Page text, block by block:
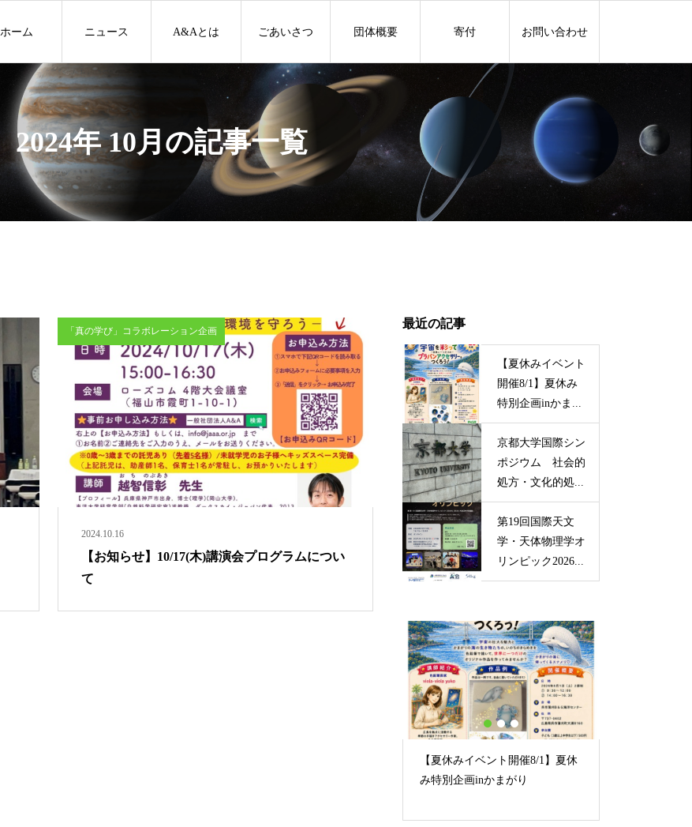
ホーム ニュース A&Aとは ごあいさつ 団体概要 寄付 お問い合わせ
2024年 10月の記事一覧
2024.10.16
【お知らせ】10/17(木)講演会プログラムについ
て
「真の学び」コラボレーション企画
最近の記事
【夏休みイベント
開催8/1】夏休み
特別企画inかま...
京都大学国際シン
ポジウム 社会的
処方・文化的処...
第19回国際天文
学・天体物理学オ
リンピック2026...
【夏休みイベント開催8/1】夏休
み特別企画inかまがり
1 2 3